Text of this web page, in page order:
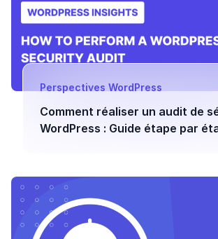
Perspectives WordPress
Comment réaliser un audit de
WordPress : Guide étape par